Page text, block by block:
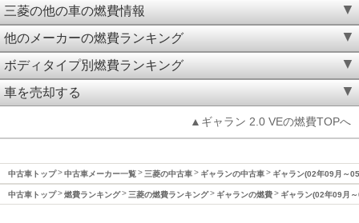
三菱の他の車の燃費情報
他のメーカーの燃費ランキング
ボディタイプ別燃費ランキング
車を売却する
▲ギャラン 2.0 VEの燃費TOPへ
中古車トップ 中古車メーカー一覧 三菱の中古車 ギャランの中古車 ギャラン(02年09月～
中古車トップ 燃費ランキング 三菱の燃費ランキング ギャランの燃費 ギャラン(02年09月